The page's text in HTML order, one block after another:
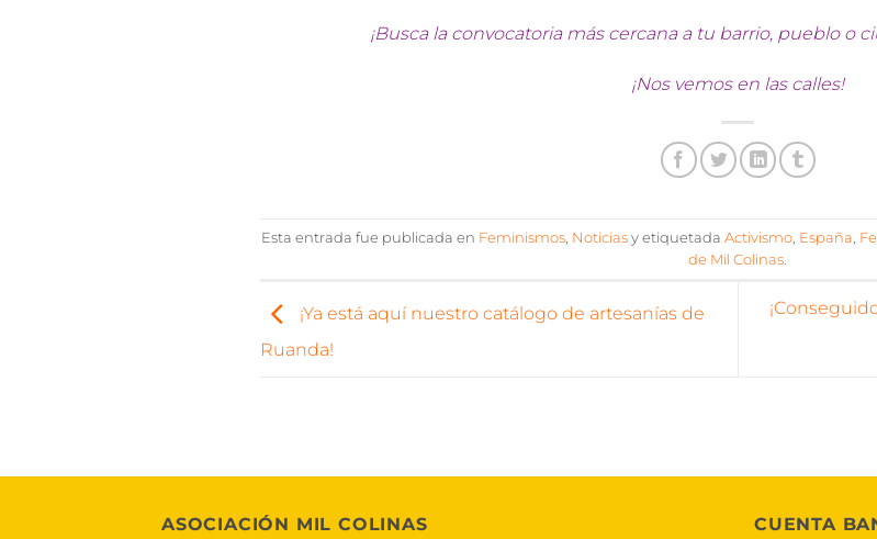
¡Busca la convocatoria más cercana a tu barrio, pueblo o
¡Nos vemos en las calles!
Esta entrada fue publicada en Feminismos, Noticiasy etiquetada Activismo, España
de Mil Colinas
¡Ya está aquí nuestro catálogo de artesanías de
Ruanda!
ASOCIACIÓN MIL COLINAS CUENTA